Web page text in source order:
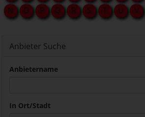
N
O P Q R S T U V
Anbieter Suche
Anbietername
In Ort/Stadt